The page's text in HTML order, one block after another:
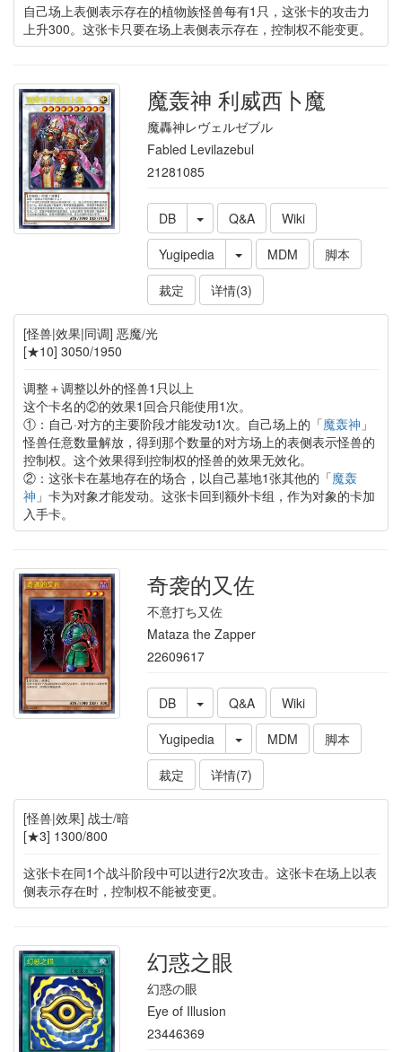
自己场上表侧表示存在的植物族怪兽每有1只，这张卡的攻击力
上升300。这张卡只要在场上表侧表示存在，控制权不能变更。
魔轰神 利威西卜魔
魔轟神レヴェルゼブル
Fabled Levilazebul
21281085
DB Q&A
Wiki
Yugipedia
MDM
脚本
裁定
详情(3)
[怪兽|效果|同调] 恶魔/光
[★10] 3050/1950
调整＋调整以外的怪兽1只以上
这个卡名的②的效果1回合只能使用1次。
①：自己·对方的主要阶段才能发动1次。自己场上的「魔轰神 」
怪兽任意数量解放，得到那个数量的对方场上的表侧表示怪兽的
控制权。这个效果得到控制权的怪兽的效果无效化。
②：这张卡在墓地存在的场合，以自己墓地1张其他的「魔轰
神 」卡为对象才能发动。这张卡回到额外卡组，作为对象的卡加
入手卡。
奇袭的又佐
不意打ち又佐
Mataza the Zapper
22609617
DB Q&A
Wiki
Yugipedia
MDM
脚本
裁定
详情(7)
[怪兽|效果] 战士/暗
[★3] 1300/800
这张卡在同1个战斗阶段中可以进行2次攻击。这张卡在场上以表
侧表示存在时，控制权不能被变更。
幻惑之眼
幻惑の眼
Eye of Illusion
23446369